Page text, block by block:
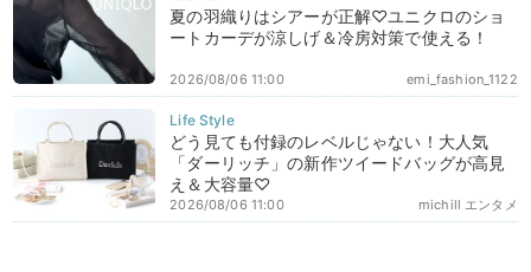
夏の羽織りはシアーが正解♡ユニクロのショ
ートカーデが涼しげ＆冷房対策で使える！
emi_fashion_1122
2026/08/06 11:00
どう見ても付録のレベルじゃない！大人気
「ダーリッチ」の新作ツイードバッグが高見
え＆大容量♡
michill エンタメ
2026/08/06 11:00